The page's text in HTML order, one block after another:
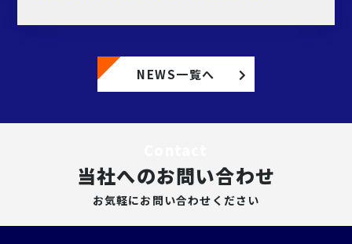
NEWS一覧へ
当社へのお問い合わせ
お気軽にお問い合わせください